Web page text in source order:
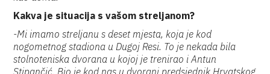
Kakva je situacija s vašom streljanom?
-Mi imamo streljanu s deset mjesta, koja je kod
nogometnog stadiona u Dugoj Resi. To je nekada bila
stolnoteniska dvorana u kojoj je trenirao i Antun
Stipančić. Bio je kod nas u dvorani predsjednik Hrvatskog